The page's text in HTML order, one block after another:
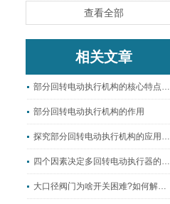
查看全部
相关文章
部分回转电动执行机构的核心特点和价值
部分回转电动执行机构的作用
探究部分回转电动执行机构的应用与优势
四个因素决定多回转电动执行器的质量！
大口径阀门为啥开关困难?如何解决？